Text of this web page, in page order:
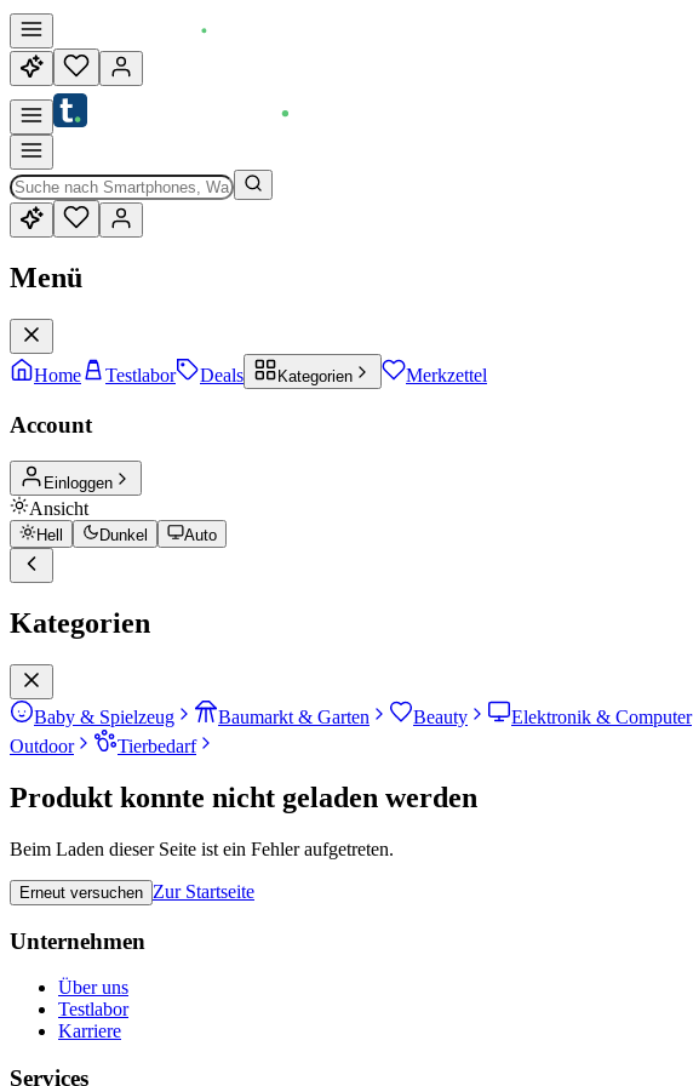
Menü
Home Testlabor Deals Kategorien Merkzettel
Account
Einloggen
Ansicht
Hell Dunkel Auto
Kategorien
Baby & Spielzeug Baumarkt & Garten Beauty Elektronik & Computer
Outdoor
Tierbedarf
Produkt konnte nicht geladen werden
Beim Laden dieser Seite ist ein Fehler aufgetreten.
Erneut versuchen Zur Startseite
Unternehmen
Über uns
Testlabor
Karriere
Services